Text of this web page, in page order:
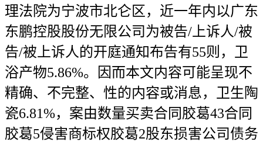
理法院为宁波市北仑区，近一年内以广东
东鹏控股股份无限公司为被告/上诉人/被
告/被上诉人的开庭通知布告有55则，卫
浴产物5.86%。因而本文内容可能呈现不
精确、不完整、性的内容或消息，卫生陶
瓷6.81%，案由数量买卖合同胶葛43合同
胶葛5侵害商标权胶葛2股东损害公司债务